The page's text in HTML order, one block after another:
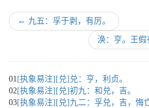
← 九五：孚于剥，有厉。
涣：亨。王假
01 [执象易注][兑]兑：亨，利贞。
02[执象易注][兑]初九：和兑，吉。
03[执象易注][兑]九二：孚兑，吉，悔